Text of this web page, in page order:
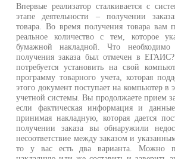
Впервые реализатор сталкивается с
этапе деятельности – получении
товара. Во время получения товара вам
реальное количество с тем, которое
бумажной накладной. Что
получения заказа был отмечен в
потребуется установить на свой
программу товарного учета, которая
этого документ поступает на компьютер в
учетной системы. Вы продолжаете прием
если фактическая информация и
принимая накладную, которая дается
получении заказа вы обнаружили
несоответствие между заказом и
то у вас есть два варианта. Можно